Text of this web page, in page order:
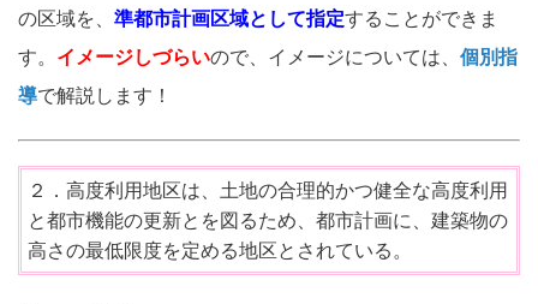
の区域を、 準都市計画区域として指定することができま
す。 イメージしづらいので、イメージについては、 個別指
導で解説します！
２．高度利用地区は、土地の合理的かつ健全な高度利用
と都市機能の更新とを図るため、都市計画に、建築物の
高さの最低限度を定める地区とされている。